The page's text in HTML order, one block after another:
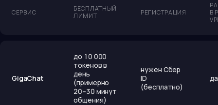
СЕРВИС
БЕСПЛАТНЫЙ
ЛИМИТ
РЕГИСТРАЦИЯ
В
GigaChat
до 10 000
токенов в
день
(примерно
20–30 минут
общения)
нужен Сбер
ID
(бесплатно)
да